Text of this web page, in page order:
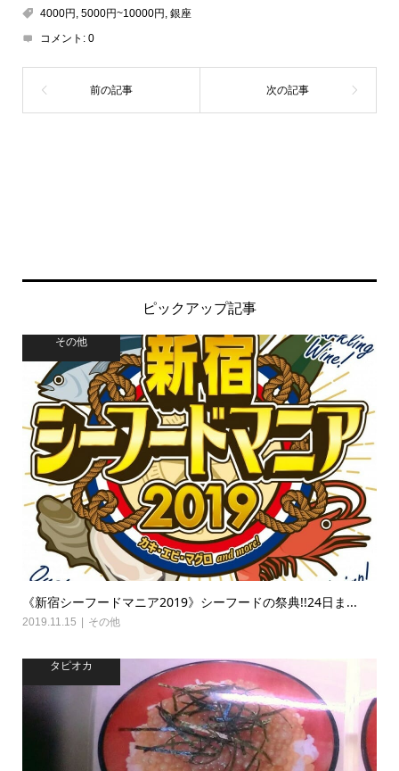
4000円 5000円~10000円 銀座
コメント: 0
ピックアップ記事
その他
《新宿シーフードマニア2019》シーフードの祭典!!24日ま...
2019.11.15 その他
タピオカ